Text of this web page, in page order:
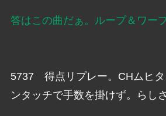
答はこの曲だぁ。ループ＆ワー
5737 得点リプレー。CHムヒタ
ンタッチで手数を掛けず。らしさ